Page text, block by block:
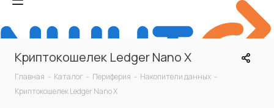
Криптокошелек Ledger Nano X
Главная - Каталог - Периферия - Накопители данных -
Криптокошелек Ledger Nano X